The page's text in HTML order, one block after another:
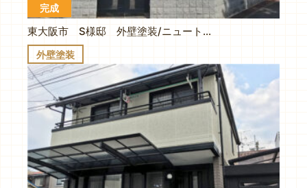
完成
東大阪市 S様邸 外壁塗装/ニュートラルホワイト×ベイジュ
外壁塗装